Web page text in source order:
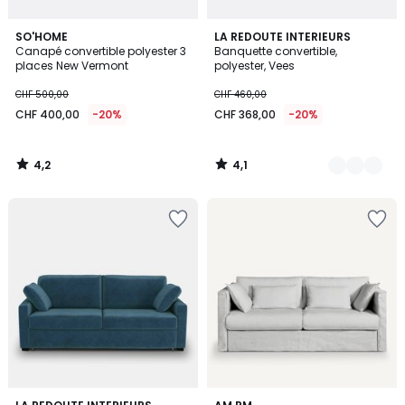
SO'HOME
Canapé convertible polyester 3
places New Vermont
CHF 500,00
CHF 400,00 -20%
4,2
/ 5
4,2
/
LA REDOUTE INTERIEURS
Banquette convertible,
polyester, Vees
CHF 460,00
CHF 368,00 -20%
4,1
/ 5
2
Couleurs
4,1
/